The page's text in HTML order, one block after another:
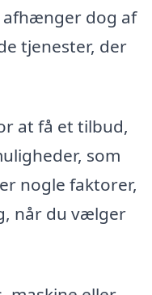
afhænger dog af
tjenester, der
at få et tilbud,
som
nogle faktorer,
når du vælger